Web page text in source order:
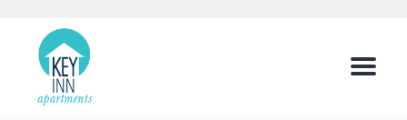
Menu